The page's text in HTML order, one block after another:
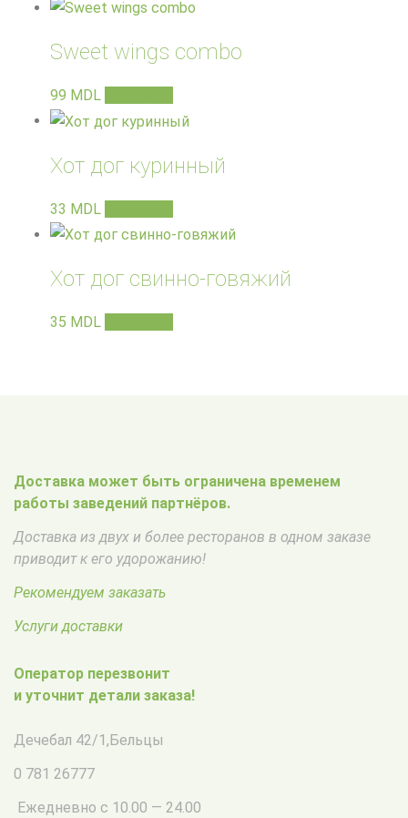
Sweet wings combo
99 MDL
Хот дог куринный
33 MDL
Хот дог свинно-говяжий
35 MDL
Доставка может быть ограничена временем
работы заведений партнёров.
Доставка из двух и более ресторанов в одном заказе
приводит к его удорожанию!
Рекомендуем заказать
Услуги доставки
Оператор перезвонит
и уточнит детали заказа!
Дечебал 42/1 , Бельцы
0 781 26777
Ежедневно с 10.00 — 24.00